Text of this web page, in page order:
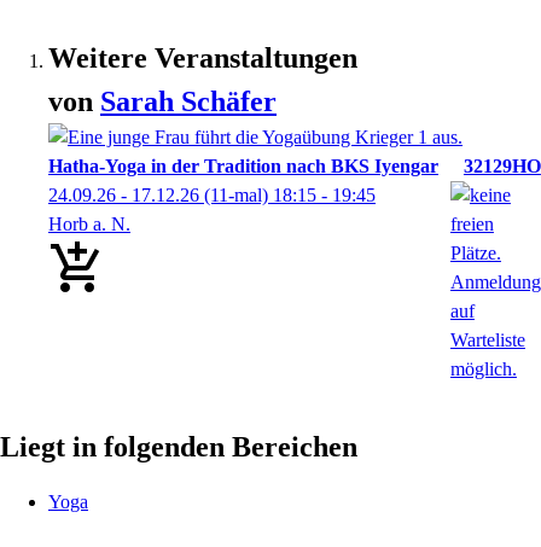
Weitere Veranstaltungen
von Sarah Schäfer
Hatha-Yoga in der Tradition nach BKS Iyengar
32129HO
24.09.26 - 17.12.26 (11-mal) 18:15 - 19:45
Horb a. N.
Liegt in folgenden Bereichen
Yoga